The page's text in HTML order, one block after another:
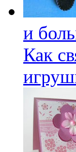
и
Как